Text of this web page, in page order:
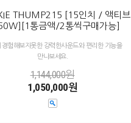
THUMP215 [15인치 / 액티브
통금액/2통씩구매가능]
경험해보지못한 강력한사운드와 편리한 기능을
만나보세요.
1,144,000원
1,050,000원